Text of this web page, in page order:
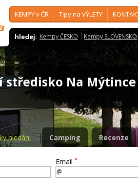
KEMPY v ČR Tipy na VÝLETY
hledej: Kempy ČESKO Kempy SLOVENSKO
středisko Na
hledání Camping Recenze
Email *